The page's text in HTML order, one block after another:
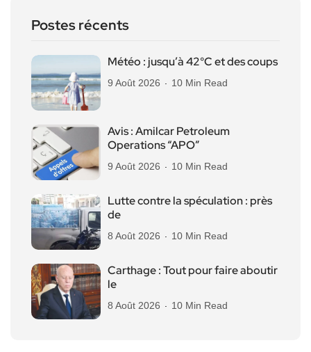
Postes récents
Météo : jusqu’à 42°C et des coups
9 Août 2026 10 Min Read
Avis : Amilcar Petroleum
Operations “APO”
9 Août 2026 10 Min Read
Lutte contre la spéculation : près
de
8 Août 2026 10 Min Read
Carthage : Tout pour faire aboutir
le
8 Août 2026 10 Min Read